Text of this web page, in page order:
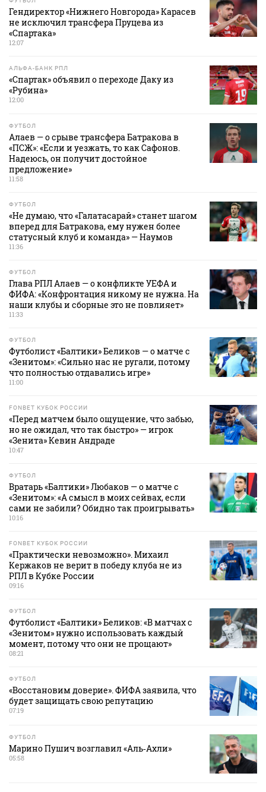
Гендиректор «Нижнего Новгорода» Карасев
не исключил трансфера Пруцева из
«Спартака»
12:07
АЛЬФА-БАНК РПЛ
«Спартак» объявил о переходе Даку из
«Рубина»
12:00
ФУТБОЛ
Алаев — о срыве трансфера Батракова в
«ПСЖ»: «Если и уезжать, то как Сафонов.
Надеюсь, он получит достойное
предложение»
11:58
ФУТБОЛ
«Не думаю, что «Галатасарай» станет шагом
вперед для Батракова, ему нужен более
статусный клуб и команда» — Наумов
11:36
ФУТБОЛ
Глава РПЛ Алаев — о конфликте УЕФА и
ФИФА: «Конфронтация никому не нужна. На
наши клубы и сборные это не повлияет»
11:33
ФУТБОЛ
Футболист «Балтики» Беликов — о матче с
«Зенитом»: «Сильно нас не ругали, потому
что полностью отдавались игре»
11:00
FONBET КУБОК РОССИИ
«Перед матчем было ощущение, что забью,
но не ожидал, что так быстро» — игрок
«Зенита» Кевин Андраде
10:47
ФУТБОЛ
Вратарь «Балтики» Любаков — о матче с
«Зенитом»: «А смысл в моих сейвах, если
сами не забили? Обидно так проигрывать»
10:16
FONBET КУБОК РОССИИ
«Практически невозможно». Михаил
Кержаков не верит в победу клуба не из
РПЛ в Кубке России
09:16
ФУТБОЛ
Футболист «Балтики» Беликов: «В матчах с
«Зенитом» нужно использовать каждый
момент, потому что они не прощают»
08:21
ФУТБОЛ
«Восстановим доверие». ФИФА заявила, что
будет защищать свою репутацию
07:19
ФУТБОЛ
Марино Пушич возглавил «Аль‑Ахли»
05:58